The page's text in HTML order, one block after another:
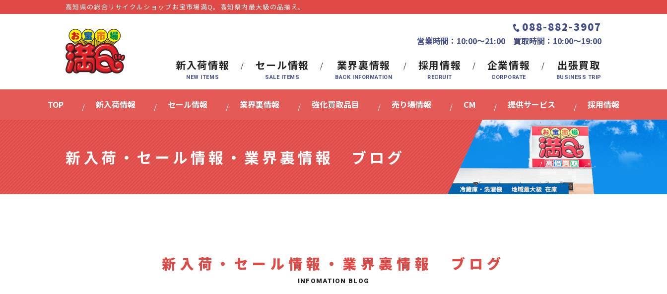
高知県の総合リサイクルショップお宝市場満Q。⾼知県内最⼤級の品揃え。
088-882-3907
営業時間：10:00〜21:00 買取時間：10:00～19:00
新入荷情報 セール情報 業界裏情報 採用情報 企業情報 出張買取
TOP 新入荷情報 セール情報 業界裏情報 強化買取品目 売り場情報 CM 提供サービス 採用情報
新入荷・セール情報・業界裏情報 ブログ
新入荷・セール情報・業界裏情報 ブログ